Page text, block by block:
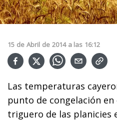
15 de Abril de 2014 a las 16:12
Las temperaturas
punto de congelación
triguero de las planicies